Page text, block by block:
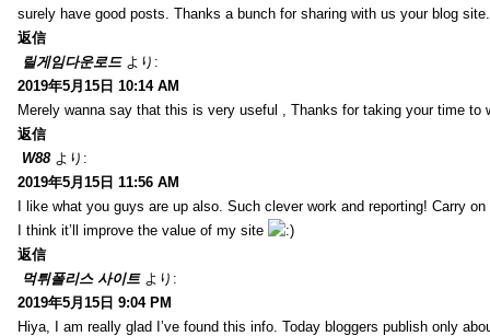
surely have good posts. Thanks a bunch for sharing with us your blog site.
返信
릴게임다운로드 より:
2019年5月15日 10:14 AM
Merely wanna say that this is very useful , Thanks for taking your time to
返信
W88 より:
2019年5月15日 11:56 AM
I like what you guys are up also. Such clever work and reporting! Carry
I think it’ll improve the value of my site
返信
먹튀폴리스 사이트 より:
2019年5月15日 9:04 PM
Hiya, I am really glad I’ve found this info. Today bloggers publish only